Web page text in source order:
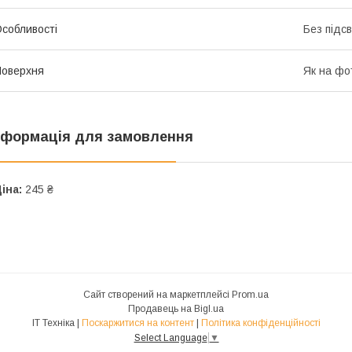
Без
Як на
для замовлення
245 ₴
Сайт створений на маркетплейсі Prom.ua
Продавець на Bigl.ua
IT Техніка | Поскаржитися на контент | Політика конфіденційності
Select Language ▼